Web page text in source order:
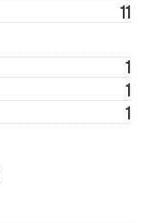
11
1
1
1